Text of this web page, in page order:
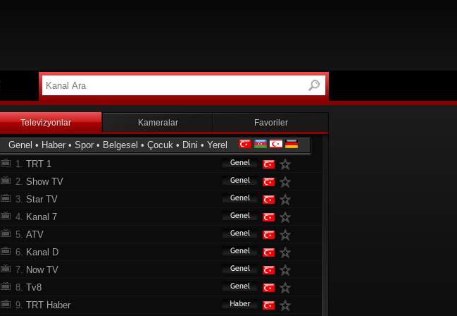
Televizyonlar Kameralar Favoriler
Genel • Haber • Spor • Belgesel • Çocuk • Dini • Yerel
1. TRT 1
2. Show TV
3. Star TV
4. Kanal 7
5. ATV
6. Kanal D
7. Now TV
8. Tv8
9. TRT Haber